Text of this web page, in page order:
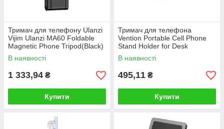
Тримач для телефону Ulanzi
Vijim Ulanzi MA60 Foldable
Magnetic Phone Tripod(Black)
В наявності
1 333,94 ₴
Купити
Тримач для телефона
Vention Portable Cell Phone
Stand Holder for Desk
Aluminum Alloy Type Gray
(KCZH0)
В наявності
495,11 ₴
Купити